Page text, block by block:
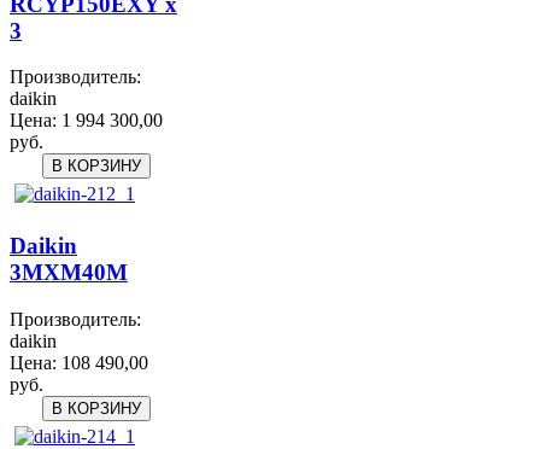
3
Производитель:
daikin
Цена: 1 994 300,00
руб.
Daikin
3MXM40M
Производитель:
daikin
Цена: 108 490,00
руб.